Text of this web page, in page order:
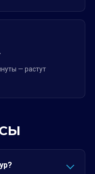
— растут